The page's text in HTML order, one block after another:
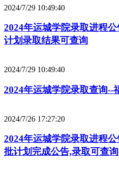
2024/7/29 10:49:40
2024年运城学院录取进程
计划录取结果可查询
2024/7/29 10:49:40
2024年运城学院录取查询--
2024/7/26 17:27:20
2024年运城学院录取进程
批计划完成公告,录取可查询